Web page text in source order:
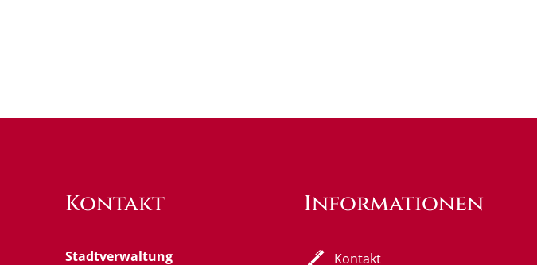
Kontakt
Stadtverwaltung
Informationen
Kontakt